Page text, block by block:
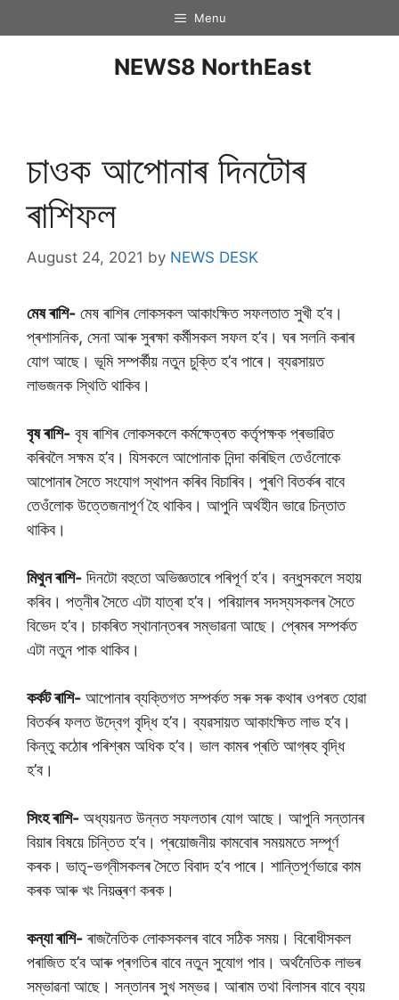
Menu
NEWS8 NorthEast
চাওক আপোনাৰ দিনটােৰ
ৰাশিফল
August 24, 2021 by NEWS DESK
মেষ ৰাশি- মেষ ৰাশিৰ লোকসকল আকাংক্ষিত সফলতাত সুখী হ’ব।
প্ৰশাসনিক, সেনা আৰু সুৰক্ষা কৰ্মীসকল সফল হ’ব। ঘৰ সলনি কৰাৰ
যোগ আছে। ভূমি সম্পৰ্কীয় নতুন চুক্তি হ’ব পাৰে। ব্যৱসায়ত
লাভজনক স্থিতি থাকিব।
বৃষ ৰাশি- বৃষ ৰাশিৰ লোকসকলে কৰ্মক্ষেত্ৰত কৰ্তৃপক্ষক প্ৰভাৱিত
কৰিবলৈ সক্ষম হ’ব। যিসকলে আপোনাক নিন্দা কৰিছিল তেওঁলোকে
আপোনাৰ সৈতে সংযোগ স্থাপন কৰিব বিচাৰিব। পুৰণি বিতৰ্কৰ বাবে
তেওঁলোক উত্তেজনাপূৰ্ণ হৈ থাকিব। আপুনি অৰ্থহীন ভাৱে চিন্তাত
থাকিব।
মিথুন ৰাশি- দিনটো বহুতো অভিজ্ঞতাৰে পৰিপূৰ্ণ হ’ব। বন্ধুসকলে সহায়
কৰিব। পত্নীৰ সৈতে এটা যাত্ৰা হ’ব। পৰিয়ালৰ সদস্যসকলৰ সৈতে
বিভেদ হ’ব। চাকৰিত স্থানান্তৰৰ সম্ভাৱনা আছে। প্ৰেমৰ সম্পৰ্কত
এটা নতুন পাক থাকিব।
কৰ্কট ৰাশি- আপোনাৰ ব্যক্তিগত সম্পৰ্কত সৰু সৰু কথাৰ ওপৰত হোৱা
বিতৰ্কৰ ফলত উদ্বেগ বৃদ্ধি হ’ব। ব্যৱসায়ত আকাংক্ষিত লাভ হ’ব।
কিন্তু কঠোৰ পৰিশ্ৰম অধিক হ’ব। ভাল কামৰ প্ৰতি আগ্ৰহ বৃদ্ধি
হ’ব।
সিংহ ৰাশি- অধ্যয়নত উন্নত সফলতাৰ যোগ আছে। আপুনি সন্তানৰ
বিয়াৰ বিষয়ে চিন্তিত হ’ব। প্ৰয়োজনীয় কামবোৰ সময়মতে সম্পূৰ্ণ
কৰক। ভাতৃ-ভগ্নীসকলৰ সৈতে বিবাদ হ’ব পাৰে। শান্তিপূৰ্ণভাৱে কাম
কৰক আৰু খং নিয়ন্ত্ৰণ কৰক।
কন্যা ৰাশি-ৰাজনৈতিক লোকসকলৰ বাবে সঠিক সময়। বিৰোধীসকল
পৰাজিত হ’ব আৰু প্ৰগতিৰ বাবে নতুন সুযোগ পাব। অৰ্থনৈতিক লাভৰ
সম্ভাৱনা আছে। সন্তানৰ সুখ সম্ভৱ। আৰাম তথা বিলাসৰ বাবে ব্যয়